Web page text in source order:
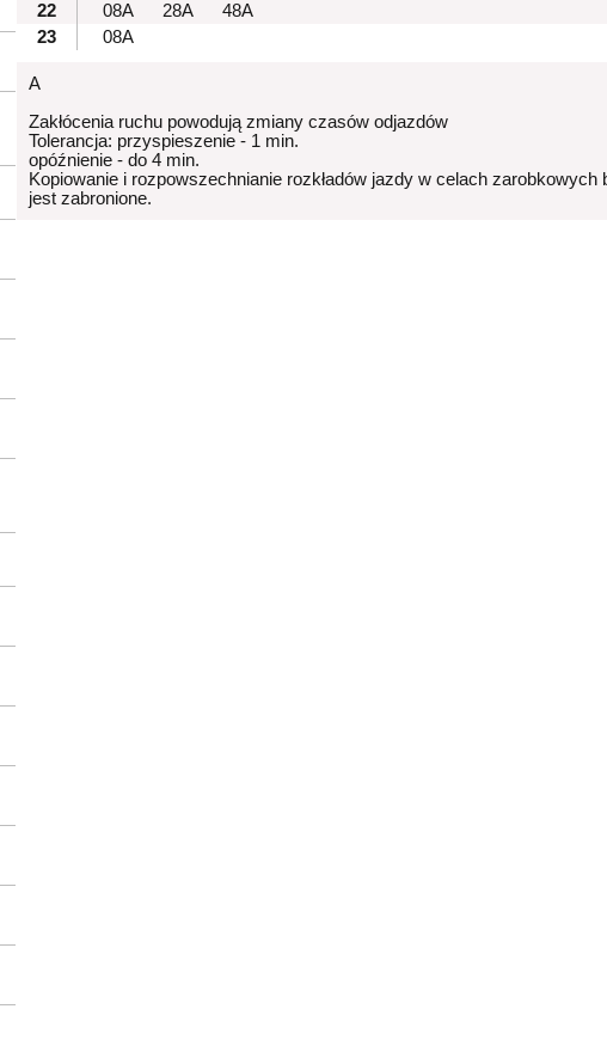
22
08A 28A
48A
23
08A
A
Zakłócenia ruchu powodują zmiany czasów odjazdów
Tolerancja: przyspieszenie - 1 min.
opóźnienie - do 4 min.
Kopiowanie i rozpowszechnianie rozkładów jazdy w celach zarobkowych
jest zabronione.